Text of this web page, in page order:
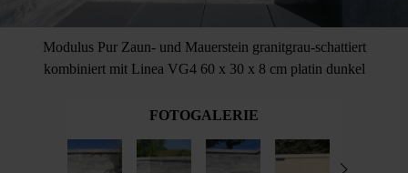
Modulus Pur Zaun- und Mauerstein granitgrau-schattiert
kombiniert mit Linea VG4 60 x 30 x 8 cm platin dunkel
FOTOGALERIE